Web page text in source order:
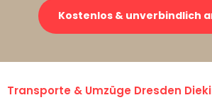
Kostenlos & unverbindlich
Transporte & Umzüge Dresden